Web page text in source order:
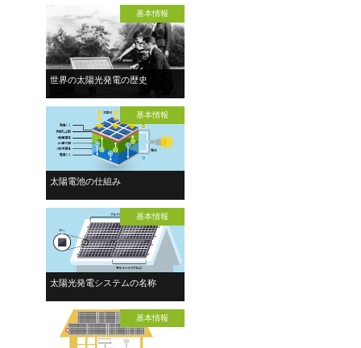
基本情報
世界の太陽光発電の歴史
基本情報
太陽電池の仕組み
基本情報
太陽光発電システムの名称
基本情報